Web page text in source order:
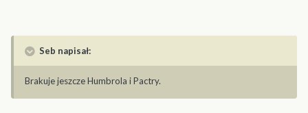
Seb napisał:
Brakuje jeszcze Humbrola i Pactry.